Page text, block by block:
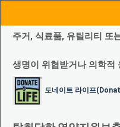
주거, 식료품, 유틸리티 또
생명이 위협받거나 의학적
도네이트 라이프